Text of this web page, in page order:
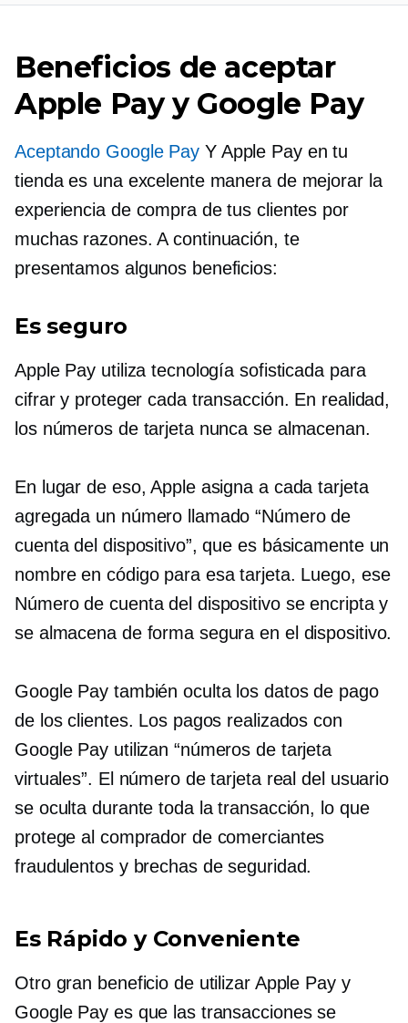
Beneficios de aceptar
Apple Pay y Google Pay
Aceptando Google Pay Y Apple Pay en tu
tienda es una excelente manera de mejorar la
experiencia de compra de tus clientes por
muchas razones. A continuación, te
presentamos algunos beneficios:
Es seguro
Apple Pay utiliza tecnología sofisticada para
cifrar y proteger cada transacción. En realidad,
los números de tarjeta nunca se almacenan.
En lugar de eso, Apple asigna a cada tarjeta
agregada un número llamado “Número de
cuenta del dispositivo”, que es básicamente un
nombre en código para esa tarjeta. Luego, ese
Número de cuenta del dispositivo se encripta y
se almacena de forma segura en el dispositivo.
Google Pay también oculta los datos de pago
de los clientes. Los pagos realizados con
Google Pay utilizan “números de tarjeta
virtuales”. El número de tarjeta real del usuario
se oculta durante toda la transacción, lo que
protege al comprador de comerciantes
fraudulentos y brechas de seguridad.
Es Rápido y Conveniente
Otro gran beneficio de utilizar Apple Pay y
Google Pay es que las transacciones se